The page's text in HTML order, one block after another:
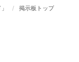
掲示板トップ